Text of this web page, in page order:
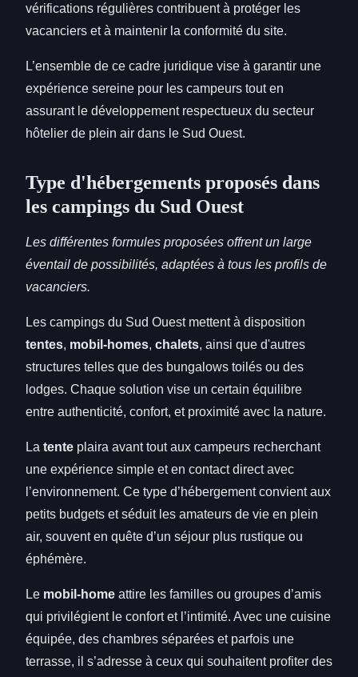
vérifications régulières contribuent à protéger les
vacanciers et à maintenir la conformité du site.
L’ensemble de ce cadre juridique vise à garantir une
expérience sereine pour les campeurs tout en
assurant le développement respectueux du secteur
hôtelier de plein air dans le Sud Ouest.
Type d'hébergements proposés dans
les campings du Sud Ouest
Les différentes formules proposées offrent un large
éventail de possibilités, adaptées à tous les profils de
vacanciers.
Les campings du Sud Ouest mettent à disposition
tentes, mobil-homes, chalets, ainsi que d'autres
structures telles que des bungalows toilés ou des
lodges. Chaque solution vise un certain équilibre
entre authenticité, confort, et proximité avec la nature.
La tente plaira avant tout aux campeurs recherchant
une expérience simple et en contact direct avec
l’environnement. Ce type d’hébergement convient aux
petits budgets et séduit les amateurs de vie en plein
air, souvent en quête d’un séjour plus rustique ou
éphémère.
Le mobil-home attire les familles ou groupes d’amis
qui privilégient le confort et l’intimité. Avec une cuisine
équipée, des chambres séparées et parfois une
terrasse, il s’adresse à ceux qui souhaitent profiter des